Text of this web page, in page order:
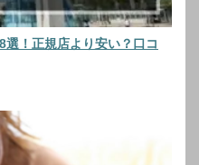
！正規店より安い？口コ